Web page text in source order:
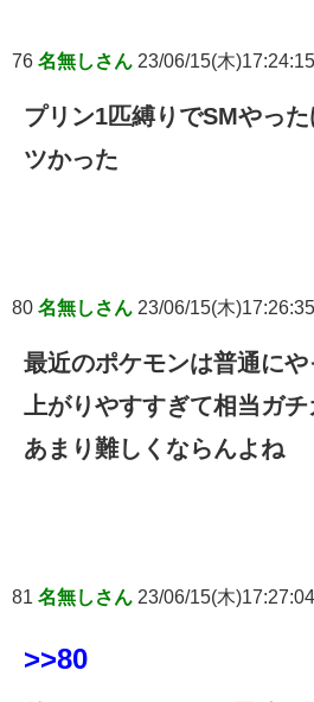
76 名無しさん 23/06/15(木)17:24:15
プリン1匹縛りでSMやっ
ツかった
80 名無しさん 23/06/15(木)17:26:35
最近のポケモンは普通に
上がりやすすぎて相当ガ
あまり難しくならんよね
81 名無しさん 23/06/15(木)17:27:04
>>80